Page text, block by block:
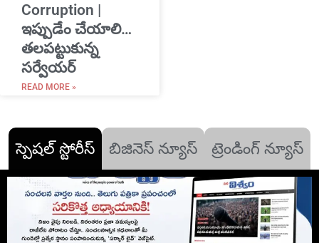
Corruption |
ఇప్పుడేం చేయాలి…
తలపట్టుకున్న
సర్వేయర్
READ MORE »
స్పెషల్ స్టోరీస్ బిజినెస్ న్యూస్ ట్రెండింగ్ న్యూస్